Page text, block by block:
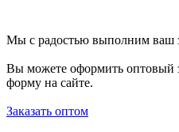
Мы с радостью выполним ваш
Вы можете оформить оптовый
форму на сайте.
Заказать оптом